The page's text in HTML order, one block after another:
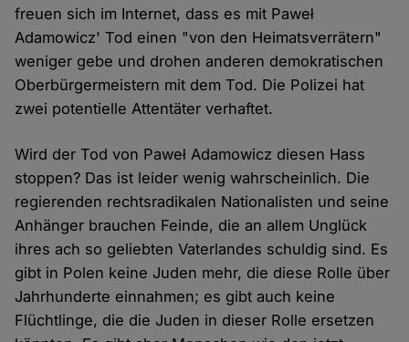
freuen sich im Internet, dass es mit Paweł
Adamowicz' Tod einen "von den Heimatsverrätern"
weniger gebe und drohen anderen demokratischen
Oberbürgermeistern mit dem Tod. Die Polizei hat
zwei potentielle Attentäter verhaftet.
Wird der Tod von Paweł Adamowicz diesen Hass
stoppen? Das ist leider wenig wahrscheinlich. Die
regierenden rechtsradikalen Nationalisten und seine
Anhänger brauchen Feinde, die an allem Unglück
ihres ach so geliebten Vaterlandes schuldig sind. Es
gibt in Polen keine Juden mehr, die diese Rolle über
Jahrhunderte einnahmen; es gibt auch keine
Flüchtlinge, die die Juden in dieser Rolle ersetzen